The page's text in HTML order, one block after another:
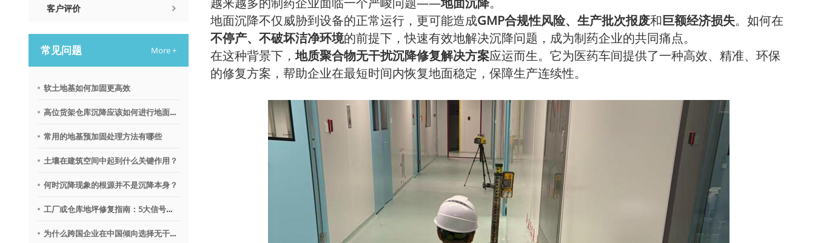
客户评价
常见问题 More +
软土地基如何加固更高效
高位货架仓库沉降应该如何进行地面调平？
常用的地基预加固处理方法有哪些
土壤在建筑空间中起到什么关键作用？
何时沉降现象的根源并不是沉降本身？
工厂或仓库地坪修复指南：5大信号提示需要地质聚合物技术
为什么跨国企业在中国倾向选择无干扰地基修复沉降技术？
地面沉降不仅威胁到设备的正常运行，更可能造成GMP合规性风险、生产批次报废和巨额经济损失。如何在
不停产、不破坏洁净环境的前提下，快速有效地解决沉降问题，成为制药企业的共同痛点。
在这种背景下，地质聚合物无干扰沉降修复解决方案应运而生。它为医药车间提供了一种高效、精准、环保
的修复方案，帮助企业在最短时间内恢复地面稳定，保障生产连续性。